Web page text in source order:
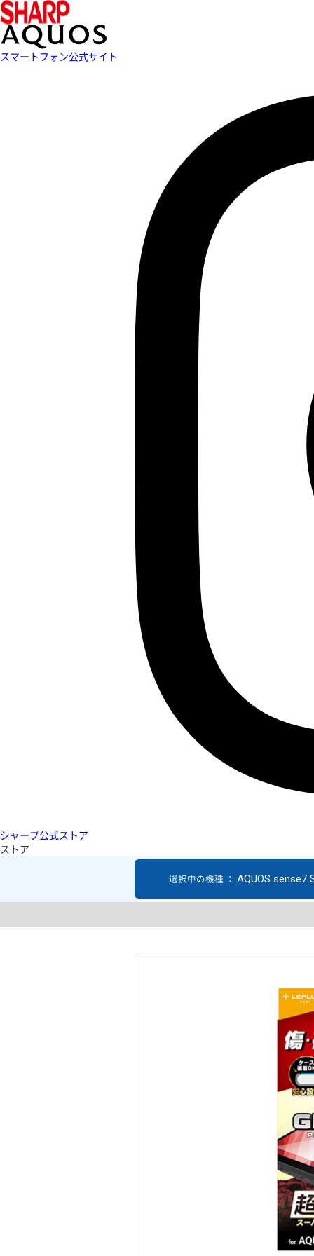
スマートフォン公式サイト
シャープ公式ストア
ストア
選択中の機種 ： AQUOS sense7